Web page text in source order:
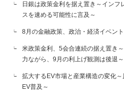
日銀は政策金利を据え置き～インフ
スを速める可能性に言及～
8月の金融政策、政治・経済イベント
米政策金利、5会合連続の据え置き
力ながら、9月の利上げ観測は後退～
拡大するEV市場と産業構造の変化
EV普及～